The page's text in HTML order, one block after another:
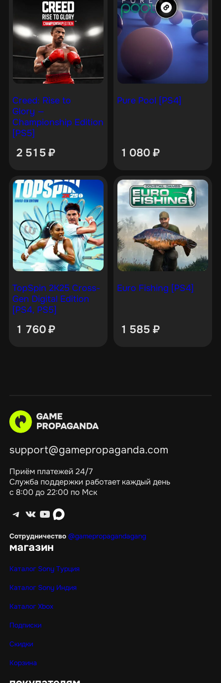
Creed: Rise to
Glory —
Championship Edition
[PS5]
2 515 ₽
Pure Pool [PS4]
1 080 ₽
TopSpin 2K25 Cross-
Gen Digital Edition
[PS4, PS5]
1 760₽
Euro Fishing [PS4]
1 585 ₽
support@gamepropaganda.com
Приём платежей 24/7
Служба поддержки работает каждый день
с 8:00 до 22:00 по Мск
Telegram ВКонтакте YouTube max
Сотрудничество @gamepropagandagang
магазин
Каталог Sony Турция
Каталог Sony Индия
Каталог Xbox
Подписки
Скидки
Корзина